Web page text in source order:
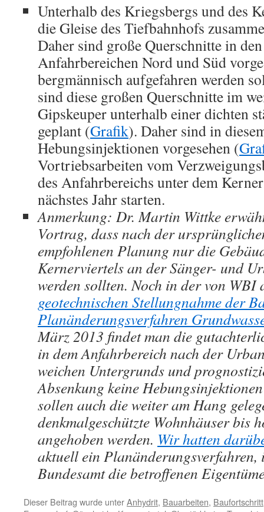
Unterhalb des Kriegsbergs und des
die Gleise des Tiefbahnhofs
Daher sind große Querschnitte in
Anfahrbereichen Nord und Süd
bergmännisch aufgefahren werden
sind diese großen Querschnitte im
Gipskeuper unterhalb einer dichten
geplant (Grafik). Daher sind in
Hebungsinjektionen vorgesehen (
Vortriebsarbeiten vom
des Anfahrbereichs unter dem
nächstes Jahr starten.
Anmerkung: Dr. Martin Wittke
Vortrag, dass nach der
empfohlenen Planung nur die
Kernerviertels an der Sänger- und
werden sollten. Noch in der von WBI
geotechnischen Stellungnahme der
Planänderungsverfahren
März 2013 findet man die
in dem Anfahrbereich nach der
weichen Untergrunds und
Absenkung keine
sollen auch die weiter am Hang
denkmalgeschützte Wohnhäuser bis
angehoben werden. Wir hatten
aktuell ein Planänderungsverfahren,
Bundesamt die betroffenen
Dieser Beitrag wurde unterAnhydrit, Bauarbeiten, Baufortschritt